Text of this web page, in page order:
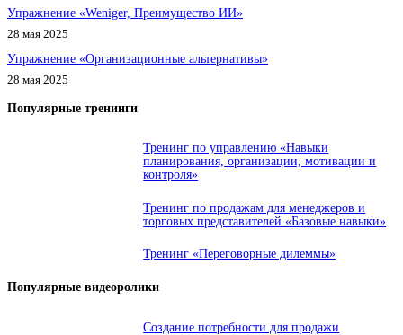
Упражнение «Weniger, Преимущество ИИ»
28 мая 2025
Упражнение «Организационные альтернативы»
28 мая 2025
Популярные тренинги
Тренинг по управлению «Навыки
планирования, организации, мотивации и
контроля»
Тренинг по продажам для менеджеров и
торговых представителей «Базовые навыки»
Тренинг «Переговорные дилеммы»
Популярные видеоролики
Создание потребности для продажи